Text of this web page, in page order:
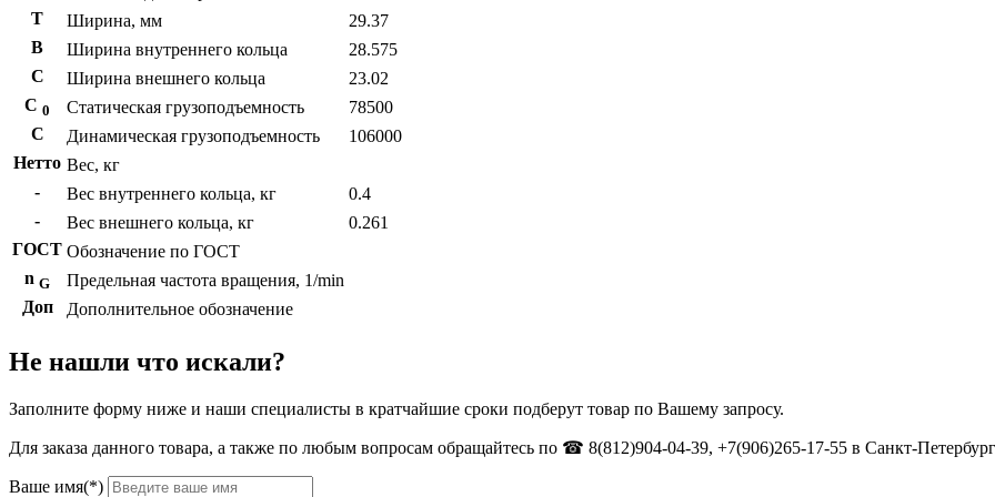
T
Ширина, мм
29.37
B
Ширина внутреннего кольца
28.575
С
Ширина внешнего кольца
23.02
С 0 Статическая грузоподъемность
78500
C
Динамическая грузоподъемность
106000
Нетто Вес, кг
-
Вес внутреннего кольца, кг
0.4
-
Вес внешнего кольца, кг
0.261
ГОСТ Обозначение по ГОСТ
n G
Предельная частота вращения, 1/min
Доп
Дополнительное обозначение
Не нашли что искали?
Заполните форму ниже и наши специалисты в кратчайшие сроки подберут товар по Вашему запросу.
Для заказа данного товара, а также по любым вопросам обращайтесь по ☎ 8(812)904-04-39, +7(906)265-17-55 в Санкт-
Ваше имя(*)